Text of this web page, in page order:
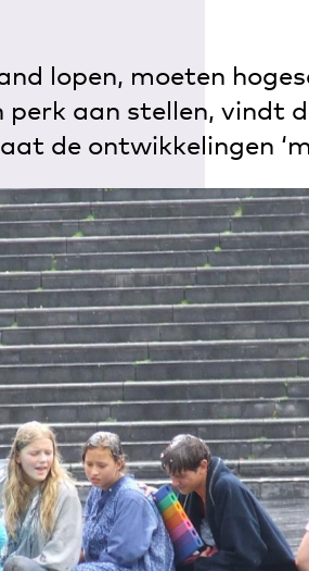
lopen, moeten
aan stellen, vindt
de ontwikkelingen